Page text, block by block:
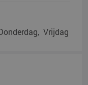
Vrijdag